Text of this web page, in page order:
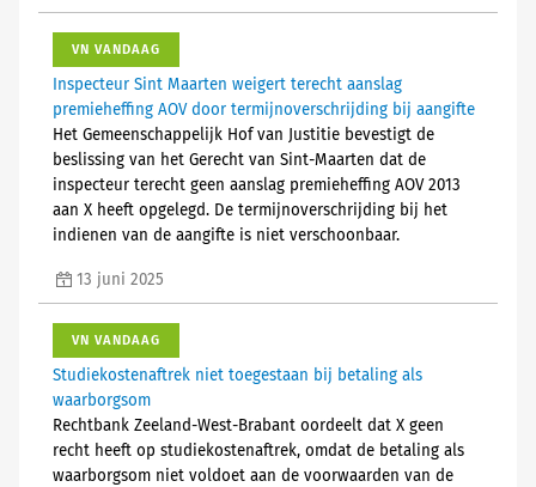
VN VANDAAG
Inspecteur Sint Maarten weigert terecht aanslag
premieheffing AOV door termijnoverschrijding bij aangifte
Het Gemeenschappelijk Hof van Justitie bevestigt de
beslissing van het Gerecht van Sint-Maarten dat de
inspecteur terecht geen aanslag premieheffing AOV 2013
aan X heeft opgelegd. De termijnoverschrijding bij het
indienen van de aangifte is niet verschoonbaar.
13 juni 2025
VN VANDAAG
Studiekostenaftrek niet toegestaan bij betaling als
waarborgsom
Rechtbank Zeeland-West-Brabant oordeelt dat X geen
recht heeft op studiekostenaftrek, omdat de betaling als
waarborgsom niet voldoet aan de voorwaarden van de